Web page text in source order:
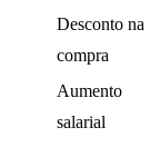
Desconto na
compra
Aumento
salarial